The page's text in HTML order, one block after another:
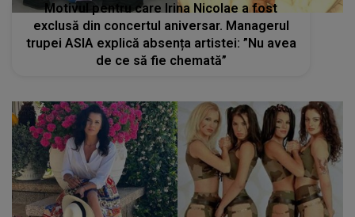
Motivul pentru care Irina Nicolae a fost
exclusă din concertul aniversar. Managerul
trupei ASIA explică absența artistei: ”Nu avea
de ce să fie chemată”